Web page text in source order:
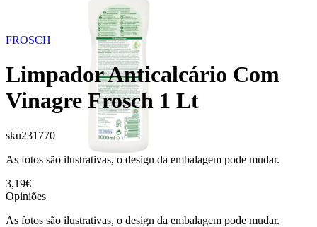
FROSCH
Limpador Anticalcário Com
Vinagre Frosch 1 Lt
sku231770
As fotos são ilustrativas, o design da embalagem pode mudar.
3,19€
Opiniões
As fotos são ilustrativas, o design da embalagem pode mudar.